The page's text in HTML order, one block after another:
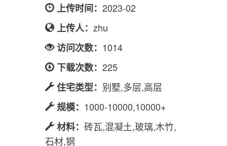
上传时间： 2023-02
上传人： zhu
访问次数： 1014
下载次数： 225
住宅类型： 别墅,多层,高层
规模： 1000-10000,10000+
材料： 砖瓦,混凝土,玻璃,木竹,
石材,钢